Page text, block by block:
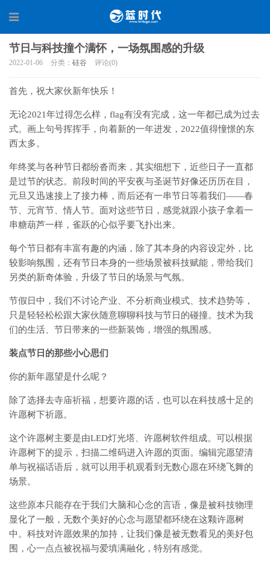
节日与科技撞个满怀，一场氛围感的升级
2022-01-06 分类： 硅谷 评论(0)
首先，祝大家伙新年快乐！
无论2021年过得怎么样，flag有没有完成，这一年都已成为过去
式。画上句号挥挥手，向着新的一年进发，2022值得憧憬的东
西太多。
年终奖与各种节日都纷沓而来，其实细想下，近些日子一直都
是过节的状态。前段时间的平安夜与圣诞节好像还历历在目，
元旦又迅速接上了接力棒，而后还有一串节日等着我们——春
节、元宵节、情人节。面对这些节日，感觉就跟小孩子拿着一
串糖葫芦一样，雀跃的心似乎要飞扑出来。
每个节日都有丰富有趣的内涵，除了其本身的内容设定外，比
较影响氛围，还有节日本身的一些场景被科技赋能，带给我们
另类的新奇体验，升级了节日的场景与气氛。
节假日中，我们不讨论产业、不分析商业模式、技术趋势等，
只是轻轻松松跟大家伙随意聊聊科技与节日的碰撞。技术为我
们的生活、节日带来的一些新装饰，增强的氛围感。
装点节日的那些小心思们
你的新年愿望是什么呢？
除了选择去寺庙祈福，想要许愿的话，也可以在科技感十足的
许愿树下祈愿。
这个许愿树主要是由LED灯光塔、许愿树软件组成。可以根据
许愿树下的提示，扫描二维码进入许愿的页面。编辑完愿望清
单与祝福话语后，就可以用手机观看到无数心愿在环绕飞舞的
场景。
这些原本只能存在于我们大脑和心念的言语，像是被科技物理
显化了一般，无数个美好的心念与愿望都环绕在这颗许愿树
中。科技对许愿效果的加持，让我们像是被无数看见的美好包
围，心一点点被祝福与爱填满融化，特别有感觉。